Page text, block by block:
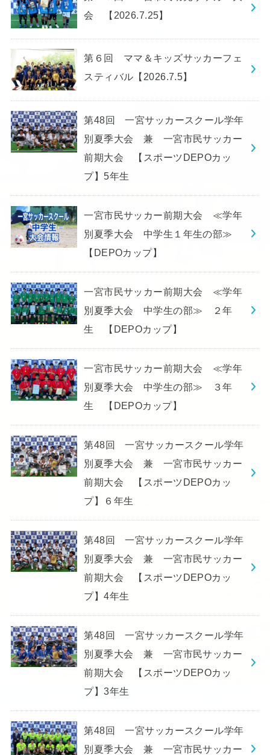
会 【2026.7.25】
第６回 ママ＆キッズサッカーフェ
スティバル【2026.7.5】
第48回 一宮サッカースクール学年
別夏季大会 兼 一宮市民サッカー
前期大会 【スポーツDEPOカッ
プ】5年生
一宮市民サッカー前期大会 ≪学年
別夏季大会 中学生１年生の部≫
【DEPOカップ】
一宮市民サッカー前期大会 ≪学年
別夏季大会 中学生の部≫ ２年
生 【DEPOカップ】
一宮市民サッカー前期大会 ≪学年
別夏季大会 中学生の部≫ ３年
生 【DEPOカップ】
第48回 一宮サッカースクール学年
別夏季大会 兼 一宮市民サッカー
前期大会 【スポーツDEPOカッ
プ】６年生
第48回 一宮サッカースクール学年
別夏季大会 兼 一宮市民サッカー
前期大会 【スポーツDEPOカッ
プ】4年生
第48回 一宮サッカースクール学年
別夏季大会 兼 一宮市民サッカー
前期大会 【スポーツDEPOカッ
プ】3年生
第48回 一宮サッカースクール学年
別夏季大会 兼 一宮市民サッカー